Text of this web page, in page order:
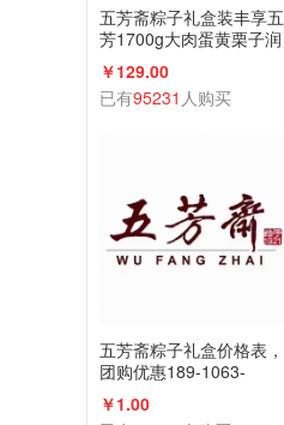
五芳斋粽子礼盒装丰享五
芳1700g大肉蛋黄栗子润
香蜜枣咸鸭蛋组合
￥129.00
已有95231 人购买
五芳斋粽子礼盒价格表，
团购优惠189-1063-
2198(微信同号)
￥1.00